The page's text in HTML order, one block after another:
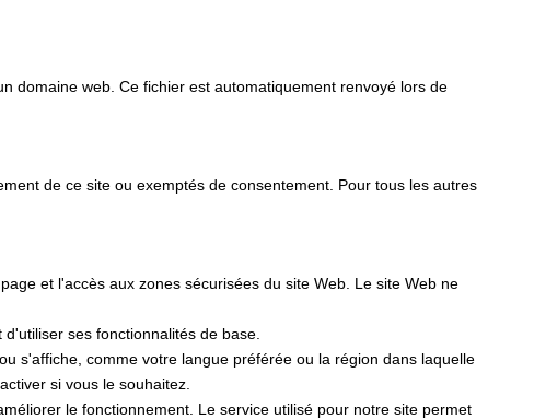
domaine web. Ce fichier est automatiquement renvoyé lors de
de ce site ou exemptés de consentement. Pour tous les autres
et l'accès aux zones sécurisées du site Web. Le site Web ne
ses fonctionnalités de base.
s'affiche, comme votre langue préférée ou la région dans laquelle
si vous le souhaitez.
le fonctionnement. Le service utilisé pour notre site permet